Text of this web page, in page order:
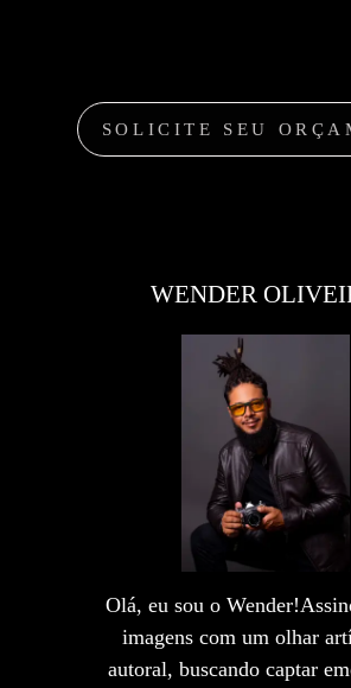
SOLICITE SEU
WENDER
Olá, eu sou o
imagens com um olhar
autoral, buscando captar